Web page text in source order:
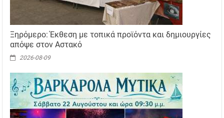
Ξηρόμερο: Έκθεση με τοπικά προϊόντα και δημιουργίες
απόψε στον Αστακό
2026-08-09